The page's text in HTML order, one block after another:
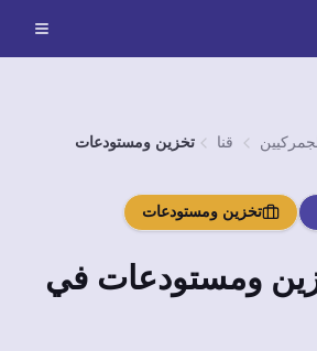
قنا تخزين ومستودعات
تخزين ومستودعات
ومستودعات في